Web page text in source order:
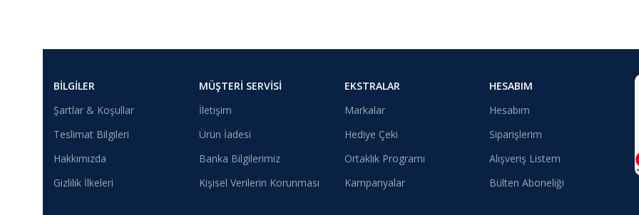
BILGILER
Şartlar & Koşullar
Teslimat Bilgileri
Hakkımızda
Gizlilik İlkeleri
MÜŞTERI SERVISI
İletişim
Ürün İadesi
Banka Bilgilerimiz
Kişisel Verilerin Korunması
EKSTRALAR
Markalar
Hediye Çeki
Ortaklık Programı
Kampanyalar
HESABIM
Hesabım
Siparişlerim
Alışveriş Listem
Bülten Aboneliği